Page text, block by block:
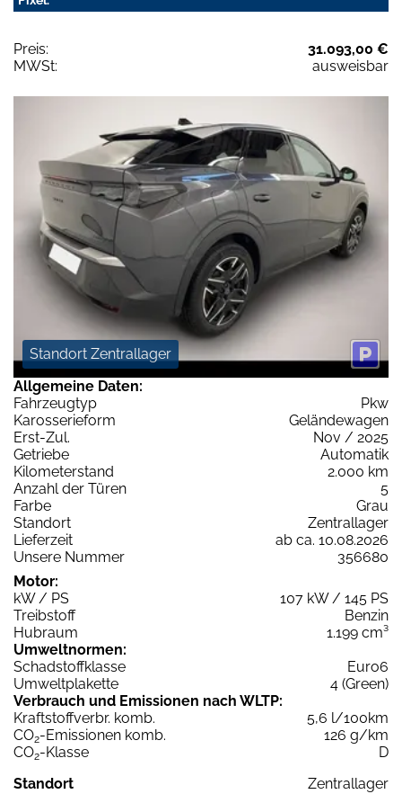
Preis:
31.093,00 €
MWSt:
ausweisbar
Standort Zentrallager
Allgemeine Daten:
Fahrzeugtyp
Pkw
Karosserieform
Geländewagen
Erst-Zul.
Nov / 2025
Getriebe
Automatik
Kilometerstand
2.000 km
Anzahl der Türen
5
Farbe
Grau
Standort
Zentrallager
Lieferzeit
ab ca. 10.08.2026
Unsere Nummer
356680
Motor:
kW / PS
107 kW / 145 PS
Treibstoff
Benzin
Hubraum
1.199 cm³
Umweltnormen:
Schadstoffklasse
Euro6
Umweltplakette
4 (Green)
Verbrauch und Emissionen nach WLTP:
Kraftstoffverbr. komb.
5,6 l/100km
CO2-Emissionen komb.
126 g/km
CO2-Klasse
D
Standort
Zentrallager